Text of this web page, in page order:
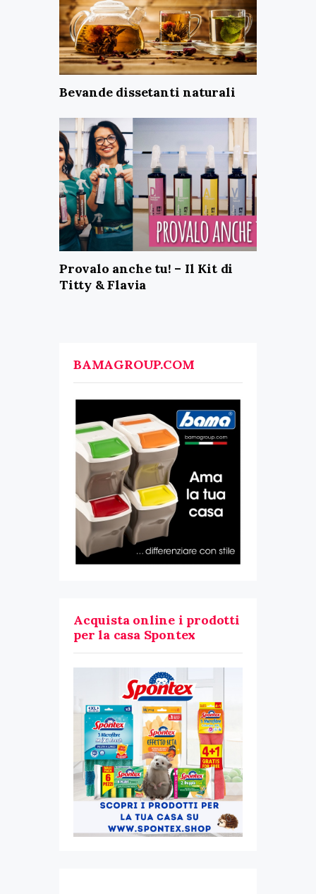
Bevande dissetanti naturali
Provalo anche tu! – Il Kit di
Titty & Flavia
BAMAGROUP.COM
Acquista online i prodotti
per la casa Spontex